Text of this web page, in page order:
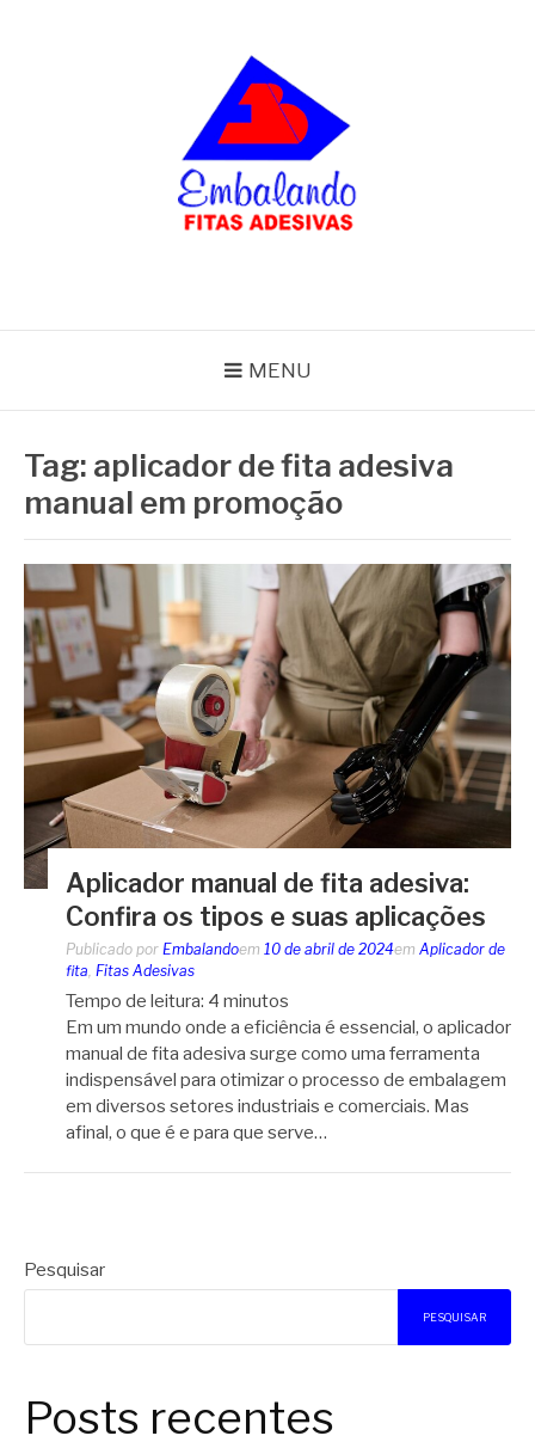
MENU
Tag: aplicador de fita adesiva
manual em promoção
Aplicador manual de fita adesiva:
Confira os tipos e suas aplicações
Publicado por Embalandoem 10 de abril de 2024em Aplicador de
fita Fitas Adesivas
Tempo de leitura: 4 minutos
Em um mundo onde a eficiência é essencial, o aplicador
manual de fita adesiva surge como uma ferramenta
indispensável para otimizar o processo de embalagem
em diversos setores industriais e comerciais. Mas
afinal, o que é e para que serve…
Pesquisar
PESQUISAR
Posts recentes